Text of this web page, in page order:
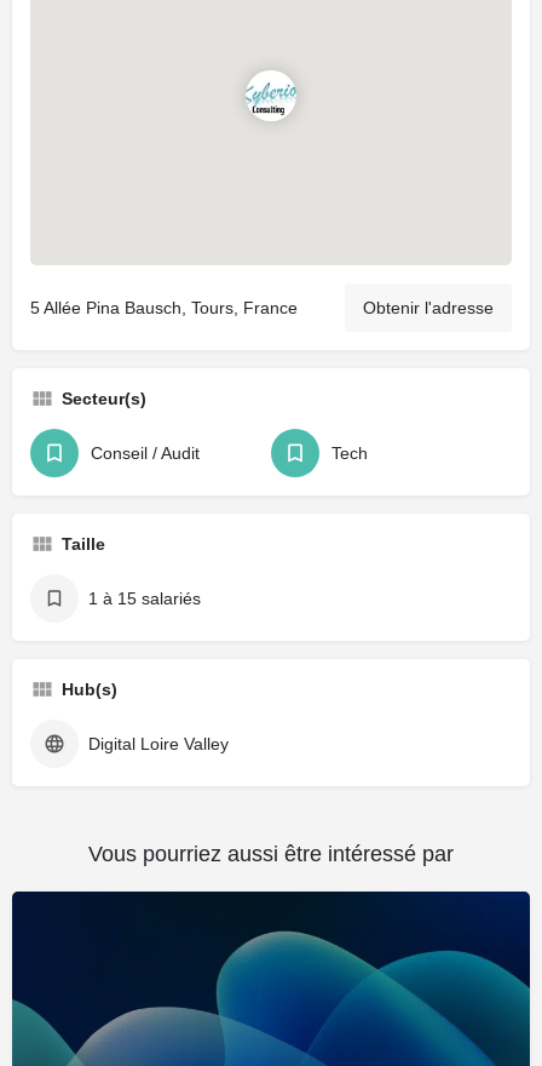
5 Allée Pina Bausch, Tours, France Obtenir l'adresse
Secteur(s)
Conseil / Audit Tech
Taille
1 à 15 salariés
Hub(s)
Digital Loire Valley
Vous pourriez aussi être intéressé par